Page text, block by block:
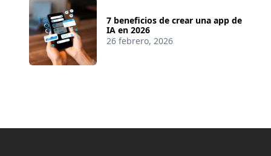
7 beneficios de crear una app de
IA en 2026
26 febrero, 2026